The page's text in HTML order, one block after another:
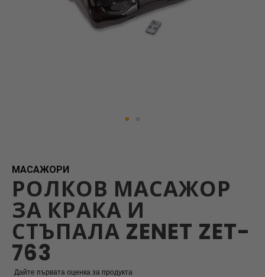
beginning
of
the
images
gallery
МАСАЖОРИ
РОЛКОВ МАСАЖОР
ЗА КРАКА И
СТЪПАЛА ZENET ZET-
763
Дайте първата оценка за продукта